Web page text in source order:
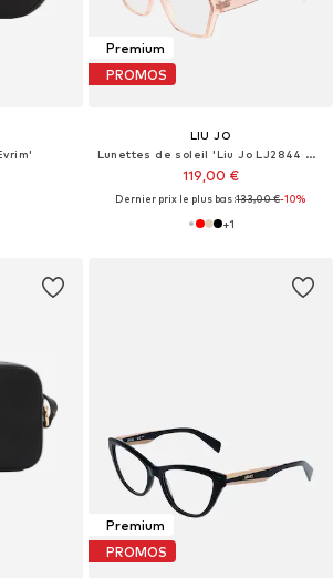
Premium
PROMOS
LIU JO
Lunettes de soleil 'Liu Jo LJ2844 Cherry 54/15/140 WOMAN Eyewear Frame'
119,00 €
Dernier prix le plus bas :133,00 €-10%
+1
Premium
PROMOS